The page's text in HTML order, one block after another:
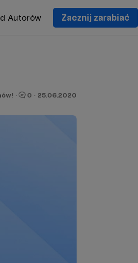
Autorów Zacznij zarabiać
· 0 · 25.06.2020